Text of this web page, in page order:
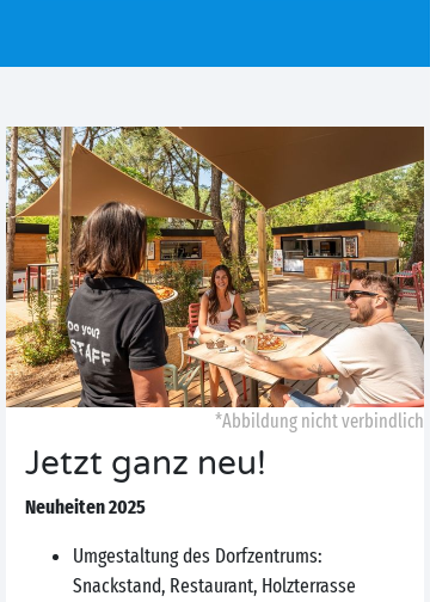
*Abbildung nicht verbindlich
Jetzt ganz neu!
Neuheiten 2025
Umgestaltung des Dorfzentrums:
Snackstand, Restaurant, Holzterrasse